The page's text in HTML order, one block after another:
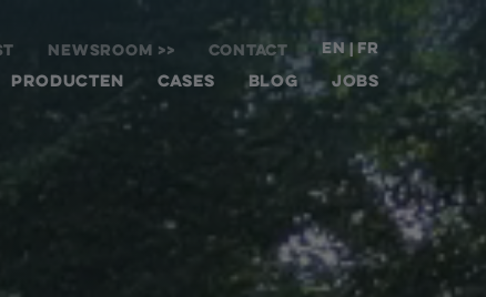
NEWSROOM >> CONTACT EN FR
PRODUCTEN CASES BLOG JOBS